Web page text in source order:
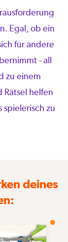
Egal, ob ein
für andere
- all
zu einem
Rätsel helfen
spielerisch zu
deines